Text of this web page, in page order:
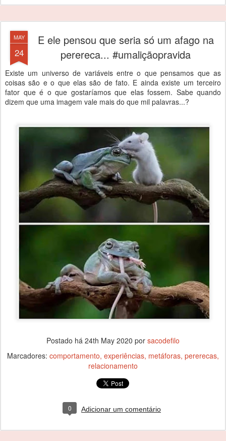
MAY
24
E ele pensou que seria só um afago na
perereca... #umaliçãopravida
Existe um universo de variáveis entre o que pensamos que as
coisas são e o que elas são de fato. E ainda existe um terceiro
fator que é o que gostaríamos que elas fossem. Sabe quando
dizem que uma imagem vale mais do que mil palavras...?
Postado há 24th May 2020 por sacodefilo
Marcadores: comportamento experiências metáforas pererecas
relacionamento
0 Adicionar um comentário